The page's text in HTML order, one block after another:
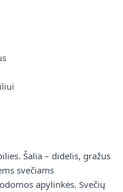
Šalia – didelis, gražus
svečiams
apylinkės. Svečių